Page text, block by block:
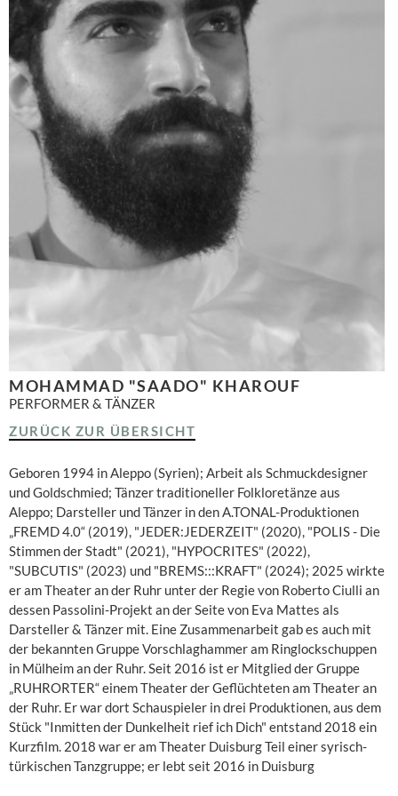
MOHAMMAD "SAADO" KHAROUF
PERFORMER & TÄNZER
ZURÜCK ZUR ÜBERSICHT
Geboren 1994 in Aleppo (Syrien); Arbeit als Schmuckdesigner
und Goldschmied; Tänzer traditioneller Folkloretänze aus
Aleppo; Darsteller und Tänzer in den A.TONAL-Produktionen
„FREMD 4.0“ (2019), "JEDER:JEDERZEIT" (2020), "POLIS - Die
Stimmen der Stadt" (2021), "HYPOCRITES" (2022),
"SUBCUTIS" (2023) und "BREMS:::KRAFT" (2024); 2025 wirkte
er am Theater an der Ruhr unter der Regie von Roberto Ciulli an
dessen Passolini-Projekt an der Seite von Eva Mattes als
Darsteller & Tänzer mit. Eine Zusammenarbeit gab es auch mit
der bekannten Gruppe Vorschlaghammer am Ringlockschuppen
in Mülheim an der Ruhr. Seit 2016 ist er Mitglied der Gruppe
„RUHRORTER“ einem Theater der Geflüchteten am Theater an
der Ruhr. Er war dort Schauspieler in drei Produktionen, aus dem
Stück "Inmitten der Dunkelheit rief ich Dich" entstand 2018 ein
Kurzfilm. 2018 war er am Theater Duisburg Teil einer syrisch-
türkischen Tanzgruppe; er lebt seit 2016 in Duisburg